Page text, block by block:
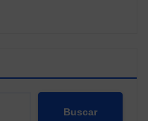
Buscar